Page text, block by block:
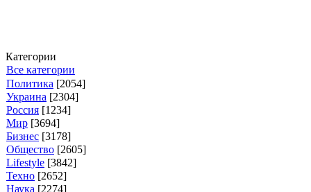
Категории
Все категории
Политика [2054]
Украина [2304]
Россия [1234]
Мир [3694]
Бизнес [3178]
Общество [2605]
Lifestyle [3842]
Техно [2652]
Наука [2274]